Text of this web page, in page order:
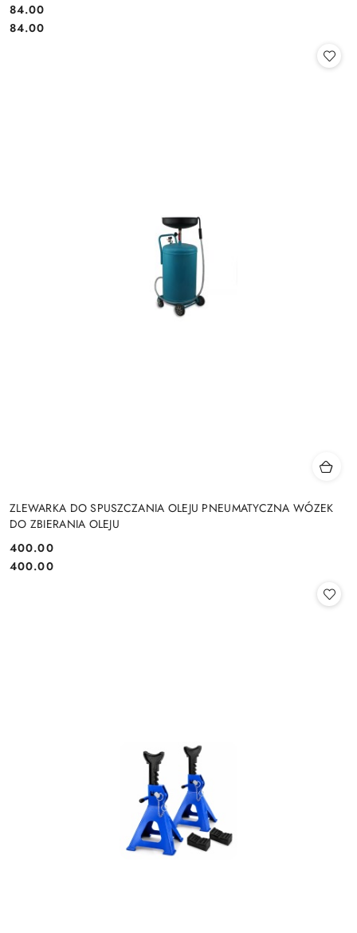
Cena:
84.00
Cena:
84.00
ZLEWARKA DO SPUSZCZANIA OLEJU PNEUMATYCZNA WÓZEK
DO ZBIERANIA OLEJU
Cena:
400.00
Cena:
400.00